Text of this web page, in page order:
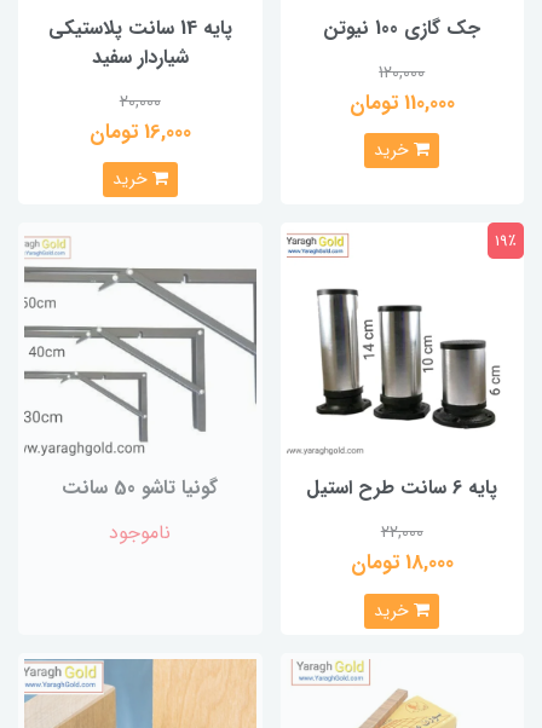
جک گازی 100 نیوتن
120,000
110,000 تومان
خرید
پایه 14 سانت پلاستیکی
شیاردار سفید
20,000
16,000 تومان
خرید
پایه 6 سانت طرح استیل
22,000
18,000 تومان
19٪
خرید
گونیا تاشو 50 سانت
ناموجود